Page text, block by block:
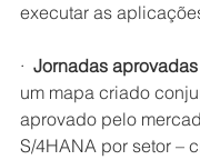
executar as
· Jornadas
um mapa criado
aprovado pelo
S/4HANA por setor –